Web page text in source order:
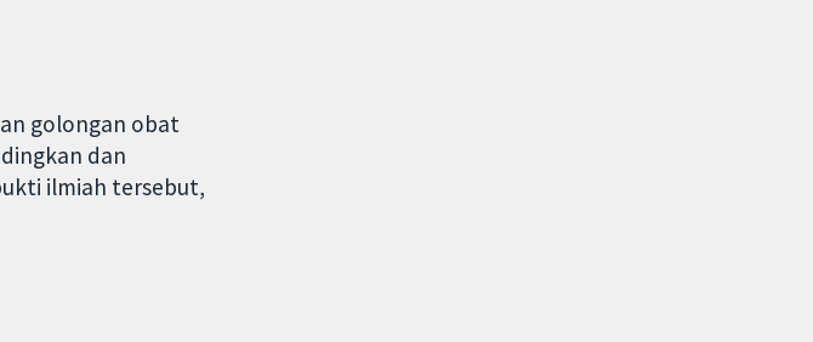
golongan obat
dan
ilmiah tersebut,